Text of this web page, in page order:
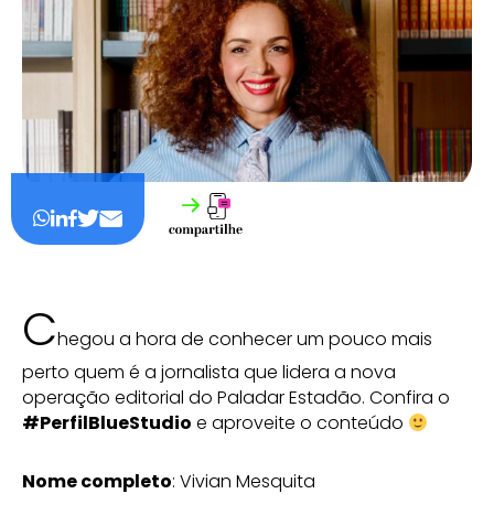
Chegou a hora de conhecer um pouco mais
perto quem é a jornalista que lidera a nova
operação editorial do Paladar Estadão. Confira o
#PerfilBlueStudio e aproveite o conteúdo
Nome completo: Vivian Mesquita